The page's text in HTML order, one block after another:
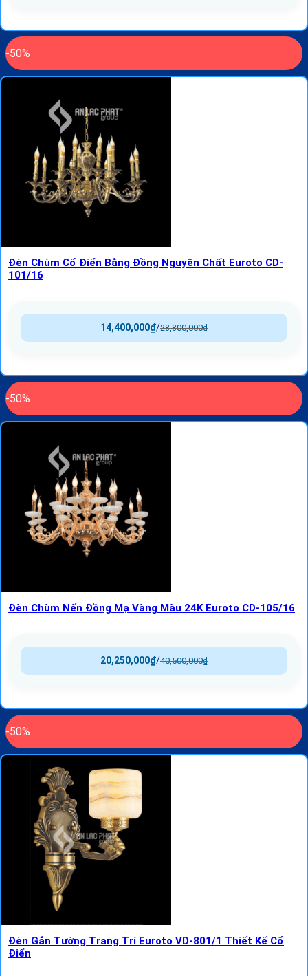
-50%
Đèn Chùm Cổ Điển Bằng Đồng Nguyên Chất Euroto CD-
101/16
28,800,000₫
/
14,400,000₫
-50%
Đèn Chùm Nến Đồng Mạ Vàng Màu 24K Euroto CD-105/16
40,500,000₫
/
20,250,000₫
-50%
Đèn Gắn Tường Trang Trí Euroto VD-801/1 Thiết Kế Cổ
Điển